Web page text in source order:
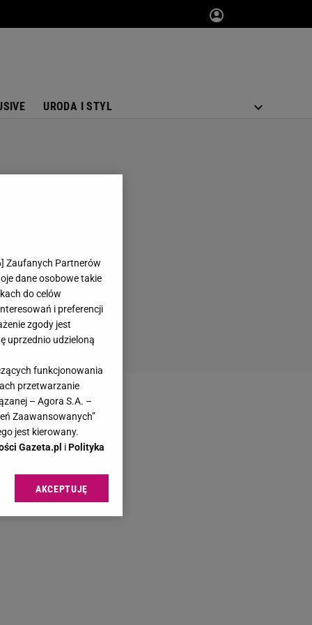
URODA I STYL
] Zaufanych Partnerów
dane osobowe takie
do celów
i preferencji
zgody jest
uprzednio udzieloną
funkcjonowania
przetwarzanie
– Agora S.A. –
Zaawansowanych”
jest kierowany.
Gazeta.pl iPolityka
sp. z o.o., jej
AKCEPTUJĘ